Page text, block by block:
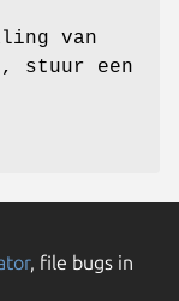
van
stuur een
, file bugs in